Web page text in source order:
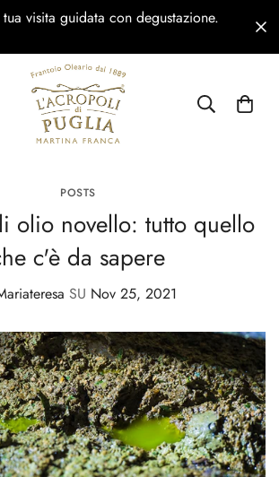
visita guidata con degustazione.
POSTS
olio novello: tutto quello
c'è da sapere
SU Nov 25, 2021